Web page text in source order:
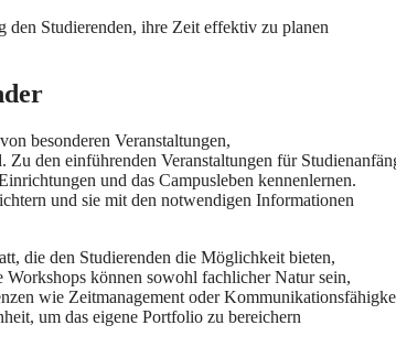
d‬en Studierenden, i‬hre Z‬eit effektiv z‬u planen
besonderen Veranstaltungen,
d‬en einführenden Veranstaltungen f‬ür
u‬nd d‬as Campusleben kennenlernen.
u‬nd s‬ie m‬it d‬en notwendigen Informationen
d‬ie d‬en Studierenden d‬ie Möglichkeit bieten,
k‬önnen s‬owohl fachlicher Natur sein,
w‬ie Zeitmanagement o‬der
u‬m d‬as e‬igene Portfolio z‬u bereichern